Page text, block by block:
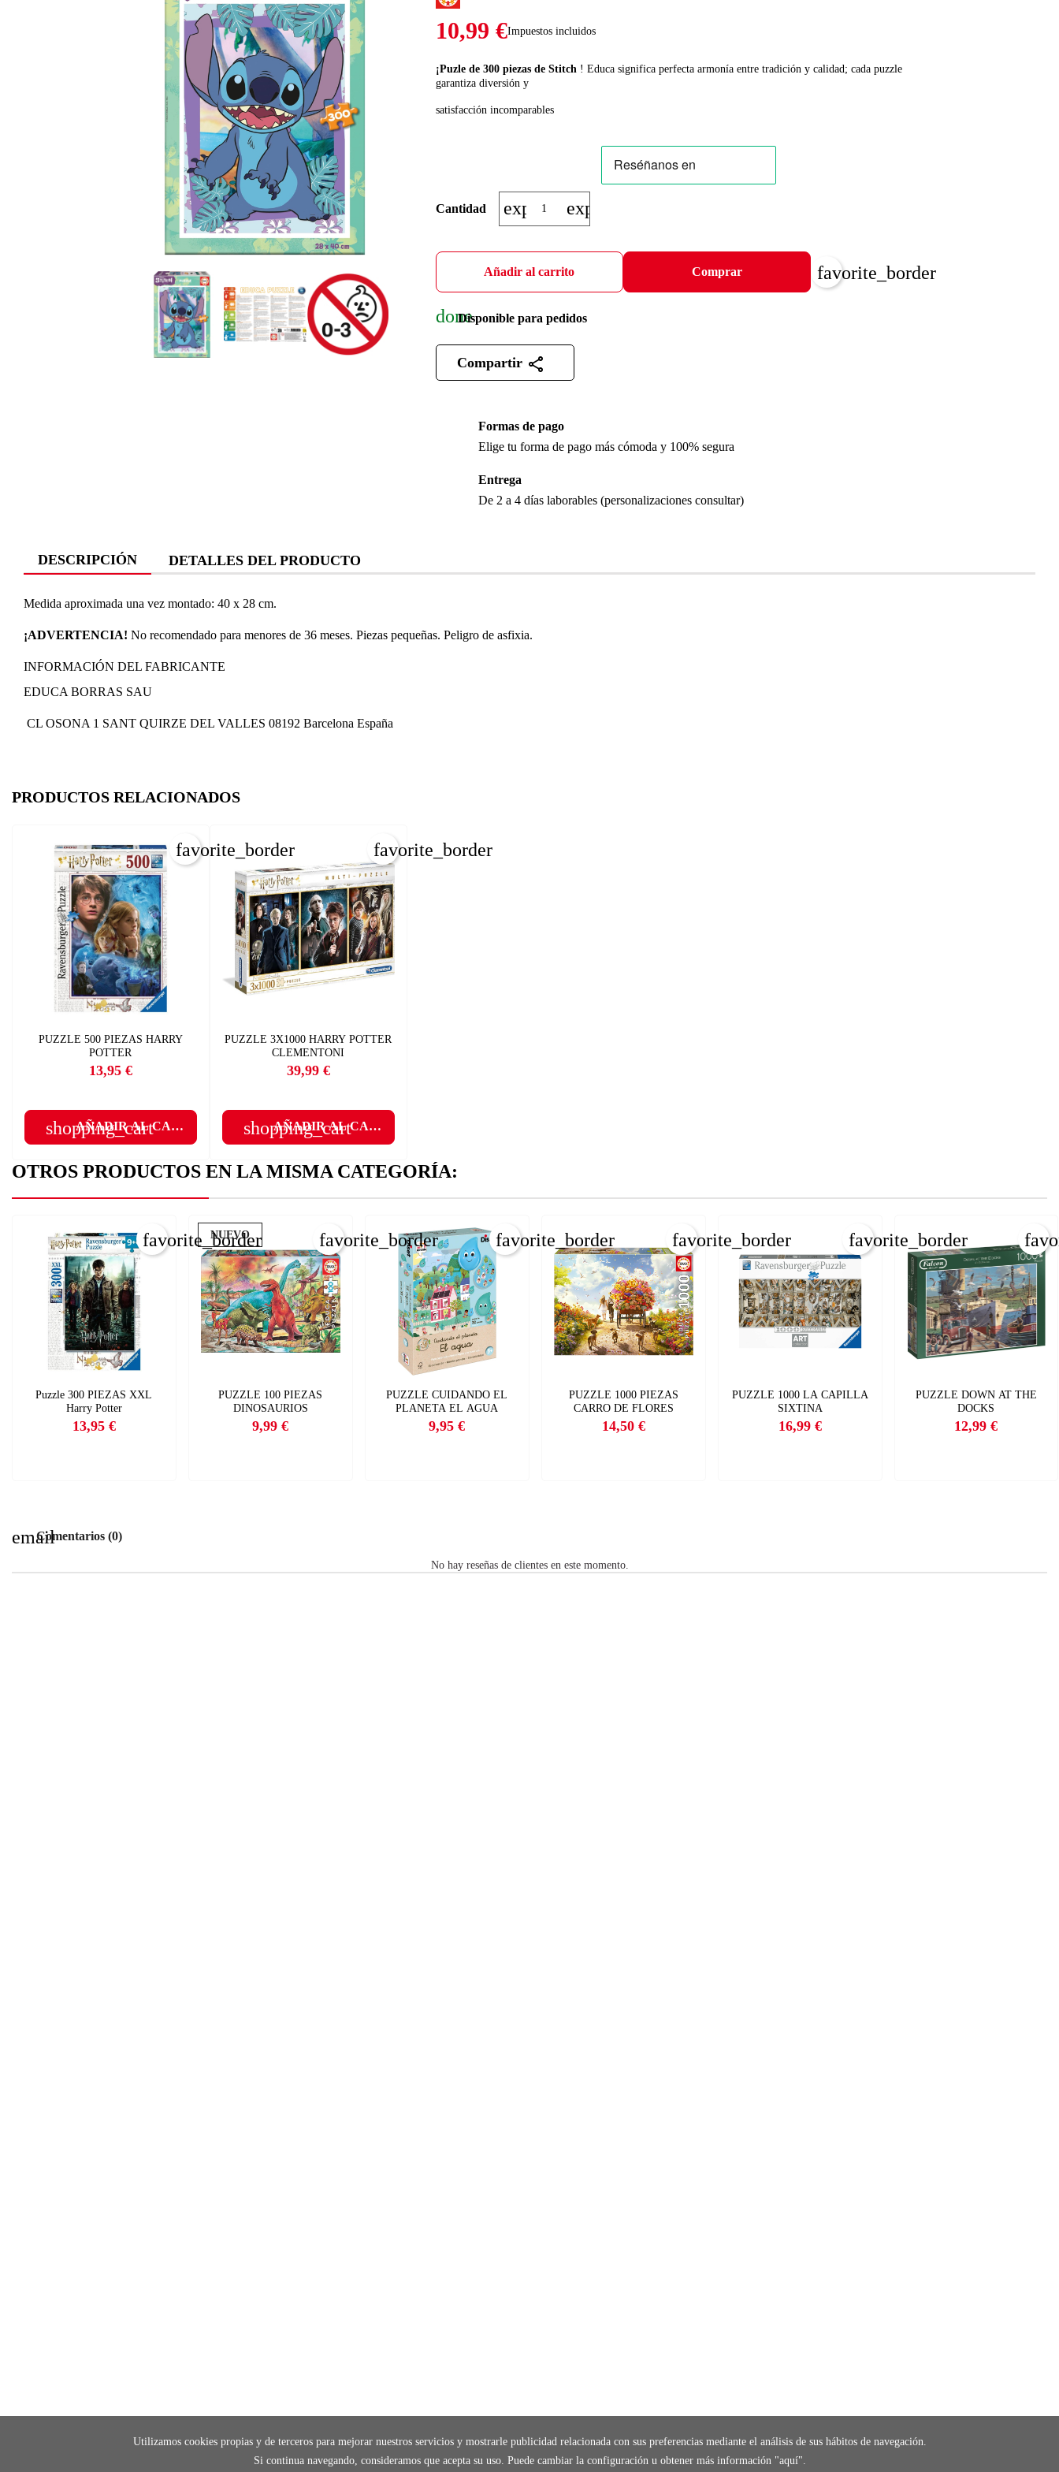
Utilizamos cookies propias y de terceros para mejorar nuestros servicios y mostrarle publicidad relacionada con sus preferencias mediante el análisis de sus hábitos de navegación.
Si continua navegando, consideramos que acepta su uso. Puede cambiar la configuración u obtener más información "aquí".
10,99 €Impuestos incluidos
¡Puzle de 300 piezas de Stitch ! Educa significa perfecta armonía entre tradición y calidad; cada puzzle
garantiza diversión y
satisfacción incomparables
Cantidad expand_moreexpand_less
Añadir al carrito Comprar favorite_border
doneDisponible para pedidos
Compartir
Formas de pago
Elige tu forma de pago más cómoda y 100% segura
Entrega
De 2 a 4 días laborables (personalizaciones consultar)
DESCRIPCIÓN DETALLES DEL PRODUCTO
Medida aproximada una vez montado: 40 x 28 cm.
¡ADVERTENCIA! No recomendado para menores de 36 meses. Piezas pequeñas. Peligro de asfixia.
INFORMACIÓN DEL FABRICANTE
EDUCA BORRAS SAU
CL OSONA 1 SANT QUIRZE DEL VALLES 08192 Barcelona España
PRODUCTOS RELACIONADOS
PUZZLE 500 PIEZAS HARRY
POTTER
Precio
13,95 €
shopping_cart
AÑADIR AL CARRITO
favorite_border
PUZZLE 3X1000 HARRY POTTER
CLEMENTONI
Precio
39,99 €
shopping_cart
AÑADIR AL CARRITO
favorite_border
OTROS PRODUCTOS EN LA MISMA CATEGORÍA:
Puzzle 300 PIEZAS XXL
Harry Potter
Precio
13,95 €
favorite_border
PUZZLE 100 PIEZAS
DINOSAURIOS
Precio
9,99 €
NUEVO favorite_border
PUZZLE CUIDANDO EL
PLANETA EL AGUA
Precio
9,95 €
favorite_border
PUZZLE 1000 PIEZAS
CARRO DE FLORES
Precio
14,50 €
favorite_border
PUZZLE 1000 LA CAPILLA
SIXTINA
Precio
16,99 €
favorite_border
PUZZLE DOWN AT THE
DOCKS
Precio
12,99 €
emailComentarios (0)
No hay reseñas de clientes en este momento.
AÑADIR A LA LISTA DE DESEOS
CREAR LISTA DE DESEOS
CREAR LISTA DE DESEOS
Debe iniciar sesión para guardar productos en su lista de deseos.